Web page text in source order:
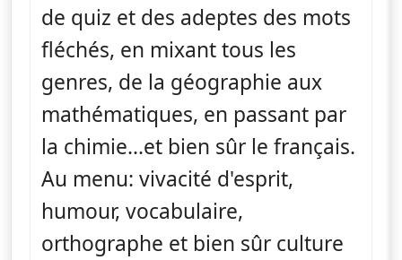
de quiz et des adeptes des mots
fléchés, en mixant tous les
genres, de la géographie aux
mathématiques, en passant par
la chimie...et bien sûr le français.
Au menu: vivacité d'esprit,
humour, vocabulaire,
orthographe et bien sûr culture